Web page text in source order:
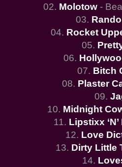
02. Molotow -
03.
04. Rocket
05.
06.
07. Bitch
08. Plaster
09.
10. Midnight
11. Lipstixx
12. Love
13. Dirty Little
14.